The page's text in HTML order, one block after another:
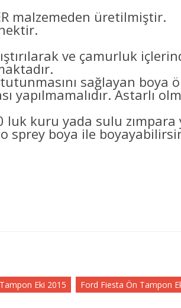
malzemeden üretilmiştir.
ve çamurluk
sağlayan boya
yapılmamalıdır. Astarlı
kuru yada sulu zımpara
boya ile
Eki 2015 Ford Fiesta Ön Tampon